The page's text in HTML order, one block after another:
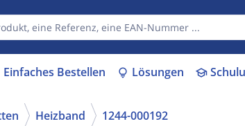
Einfaches Bestellen lightbulb Lösungen school
Heizband 1244-000192